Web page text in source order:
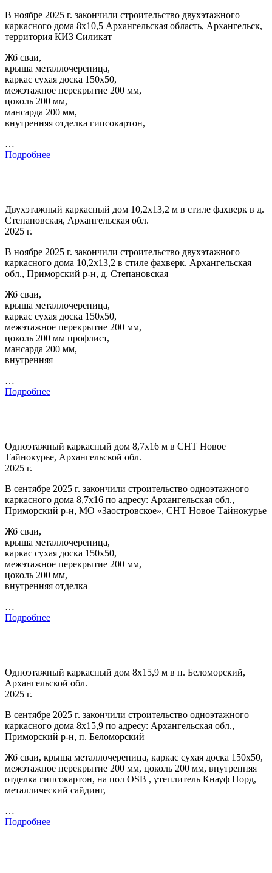
В ноябре 2025 г. закончили строительство двухэтажного
каркасного дома 8х10,5 Архангельская область, Архангельск,
территория КИЗ Силикат
Жб сваи,
крыша металлочерепица,
каркас сухая доска 150х50,
межэтажное перекрытие 200 мм,
цоколь 200 мм,
мансарда 200 мм,
внутренняя отделка гипсокартон,
…
Подробнее
Двухэтажный каркасный дом 10,2х13,2 м в стиле фахверк в д.
Степановская, Архангельская обл.
2025 г.
В ноябре 2025 г. закончили строительство двухэтажного
каркасного дома 10,2х13,2 в стиле фахверк. Архангельская
обл., Приморский р-н, д. Степановская
Жб сваи,
крыша металлочерепица,
каркас сухая доска 150х50,
межэтажное перекрытие 200 мм,
цоколь 200 мм профлист,
мансарда 200 мм,
внутренняя
…
Подробнее
Одноэтажный каркасный дом 8,7х16 м в СНТ Новое
Тайнокурье, Архангельской обл.
2025 г.
В сентябре 2025 г. закончили строительство одноэтажного
каркасного дома 8,7х16 по адресу: Архангельская обл.,
Приморский р-н, МО «Заостровское», СНТ Новое Тайнокурье
Жб сваи,
крыша металлочерепица,
каркас сухая доска 150х50,
межэтажное перекрытие 200 мм,
цоколь 200 мм,
внутренняя отделка
…
Подробнее
Одноэтажный каркасный дом 8х15,9 м в п. Беломорский,
Архангельской обл.
2025 г.
В сентябре 2025 г. закончили строительство одноэтажного
каркасного дома 8х15,9 по адресу: Архангельская обл.,
Приморский р-н, п. Беломорский
Жб сваи, крыша металлочерепица, каркас сухая доска 150х50,
межэтажное перекрытие 200 мм, цоколь 200 мм, внутренняя
отделка гипсокартон, на пол OSB , утеплитель Кнауф Норд,
металлический сайдинг,
…
Подробнее